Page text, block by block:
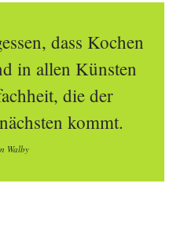
dass Kochen
in allen Künsten
die der
kommt.
Walby